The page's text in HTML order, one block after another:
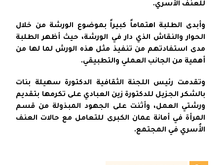
للعنف الأسري.
وأبدى الطلبة اهتماماً كبيراً بموضوع الورشة من خلال
الحوار والنقاش الذي دار في الورشة، حيث أظهر الطلبة
مدى استفادتهم من تنفيذ مثل هذه الورش لما لها من
أهمية من الجانب العملي والتطبيقي.
وتقدمت رئيس اللجنة الثقافية الدكتورة سهيلة بنات
بالشكر الجزيل للدكتورة زين العبادي على تكرمها بتقديم
ورشتي العمل، وأثنت على الجهود المبذولة من قسم
المرأة في أمانة عمان الكبرى للتعامل مع حالات العنف
الأُسري في المجتمع.